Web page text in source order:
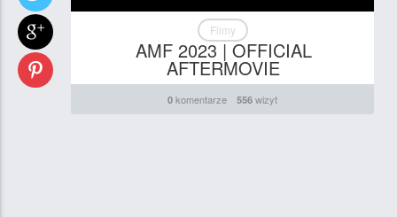
Filmy
AMF 2023 | OFFICIAL
AFTERMOVIE
0 komentarze 556 wizyt